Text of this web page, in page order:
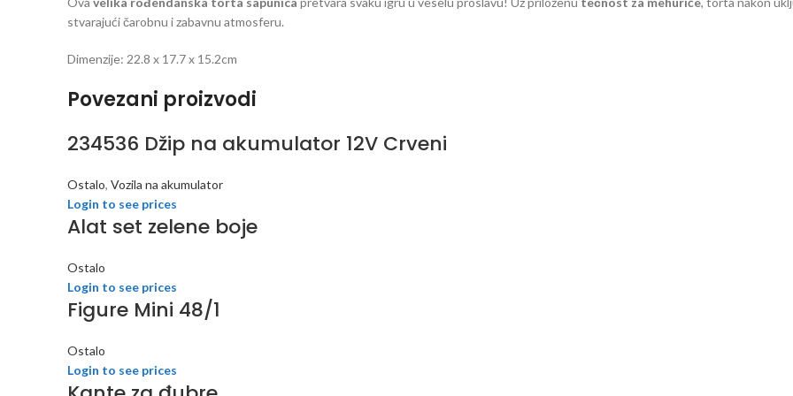
stvarajući čarobnu i zabavnu atmosferu.
Dimenzije: 22.8 x 17.7 x 15.2cm
Povezani proizvodi
234536 Džip na akumulator 12V Crveni
Ostalo, Vozila na akumulator
Login to see prices
Alat set zelene boje
Ostalo
Login to see prices
Figure Mini 48/1
Ostalo
Login to see prices